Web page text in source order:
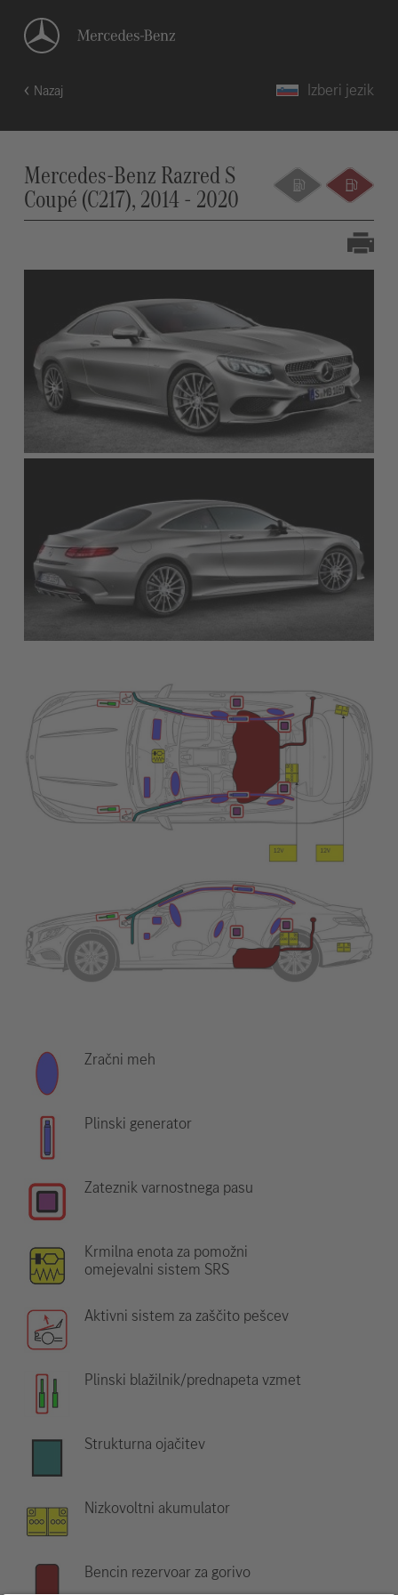
Nazaj Izberi jezik
Mercedes-Benz Razred S
Coupé (C217), 2014 - 2020
Zračni meh
Plinski generator
Zateznik varnostnega pasu
Krmilna enota za pomožni
omejevalni sistem SRS
Aktivni sistem za zaščito pešcev
Plinski blažilnik/prednapeta vzmet
Strukturna ojačitev
Nizkovoltni akumulator
Bencin rezervoar za gorivo